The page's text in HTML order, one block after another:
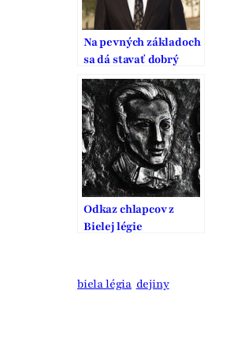
Na pevných základoch
sa dá stavať dobrý
domov
Odkaz chlapcov z
Bielej légie
biela légia dejiny